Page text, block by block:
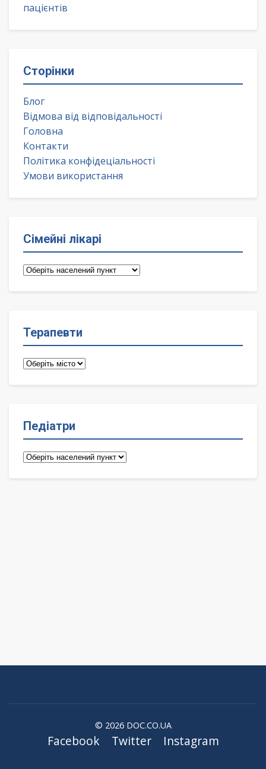
пацієнтів
Сторінки
Блог
Відмова від відповідальності
Головна
Контакти
Політика конфідеціальності
Умови використання
Сімейні лікарі
Сімейні
Терапевти
Терапевти
Педіатри
Педіатри
© 2026 DOC.CO.UA
Facebook Twitter Instagram